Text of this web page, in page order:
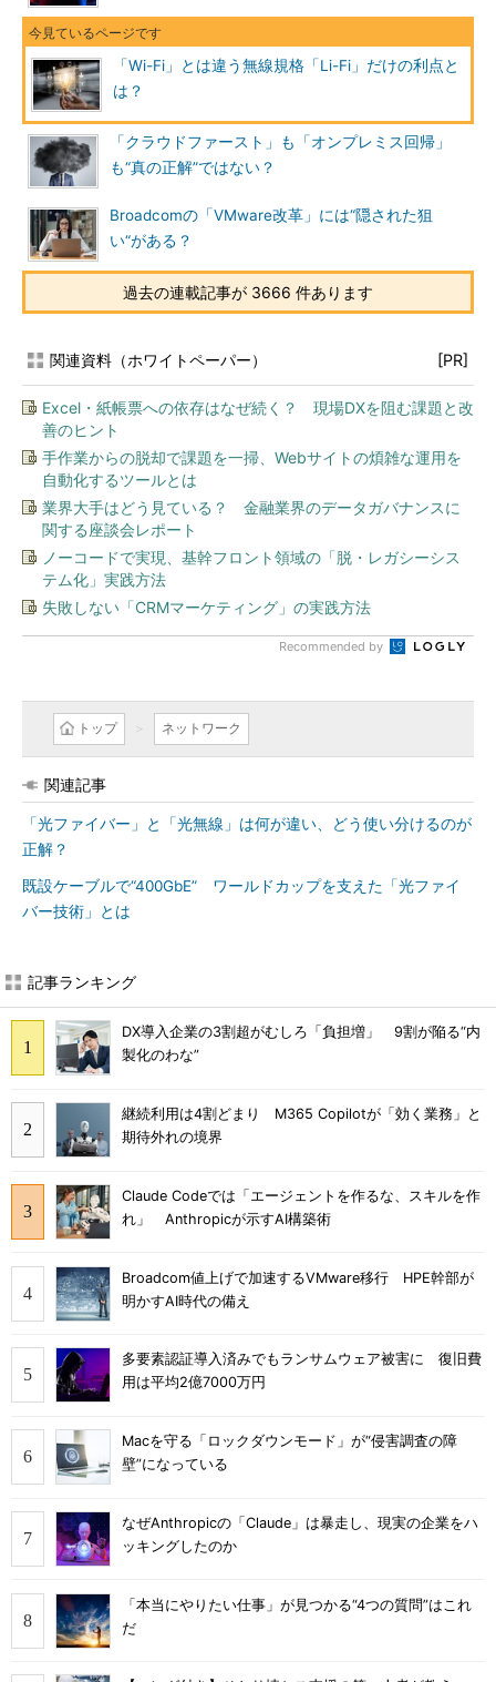
「Wi-Fi」とは違う無線規格「Li-Fi」だけの利点と
は？
「クラウドファースト」も「オンプレミス回帰」
も“真の正解”ではない？
Broadcomの「VMware改革」には“隠された狙
い“がある？
過去の連載記事が 3666 件あります
関連資料（ホワイトペーパー） [PR]
Excel・紙帳票への依存はなぜ続く？ 現場DXを阻む課題と改
善のヒント
手作業からの脱却で課題を一掃、Webサイトの煩雑な運用を
自動化するツールとは
業界大手はどう見ている？ 金融業界のデータガバナンスに
関する座談会レポート
ノーコードで実現、基幹フロント領域の「脱・レガシーシス
テム化」実践方法
失敗しない「CRMマーケティング」の実践方法
Recommended by
トップ ネットワーク
関連記事
「光ファイバー」と「光無線」は何が違い、どう使い分けるのが
正解？
既設ケーブルで“400GbE” ワールドカップを支えた「光ファイ
バー技術」とは
記事ランキング
DX導入企業の3割超がむしろ「負担増」 9割が陥る“内
製化のわな”
継続利用は4割どまり M365 Copilotが「効く業務」と
期待外れの境界
Claude Codeでは「エージェントを作るな、スキルを作
れ」 Anthropicが示すAI構築術
Broadcom値上げで加速するVMware移行 HPE幹部が
明かすAI時代の備え
多要素認証導入済みでもランサムウェア被害に 復旧費
用は平均2億7000万円
Macを守る「ロックダウンモード」が“侵害調査の障
壁”になっている
なぜAnthropicの「Claude」は暴走し、現実の企業をハ
ッキングしたのか
「本当にやりたい仕事」が見つかる“4つの質問”はこれ
だ